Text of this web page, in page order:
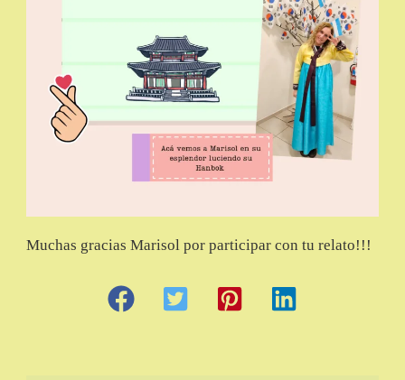
Muchas gracias Marisol por participar con tu relato!!!